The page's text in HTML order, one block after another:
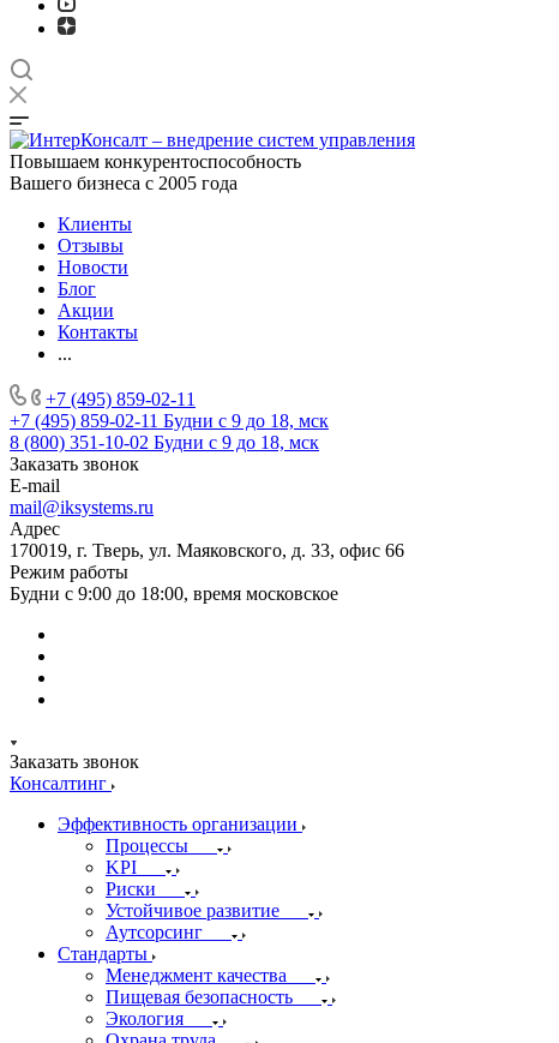
Повышаем конкурентоспособность
Вашего бизнеса с 2005 года
Клиенты
Отзывы
Новости
Блог
Акции
Контакты
...
+7 (495) 859-02-11
+7 (495) 859-02-11 Будни с 9 до 18, мск
8 (800) 351-10-02 Будни с 9 до 18, мск
Заказать звонок
E-mail
mail@iksystems.ru
Адрес
170019, г. Тверь, ул. Маяковского, д. 33, офис 66
Режим работы
Будни с 9:00 до 18:00, время московское
Заказать звонок
Консалтинг
Эффективность организации
Процессы
KPI
Риски
Устойчивое развитие
Аутсорсинг
Стандарты
Менеджмент качества
Пищевая безопасность
Экология